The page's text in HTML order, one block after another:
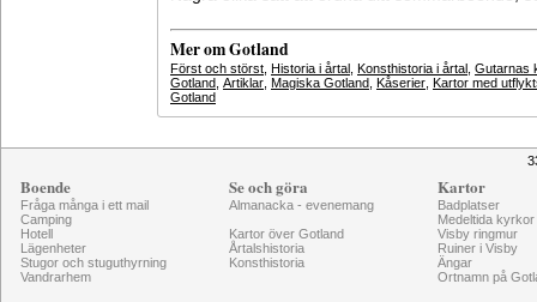
Mer om Gotland
Först och störst Historia i årtal Konsthistoria i årtal Gutarnas
Gotland Artiklar Magiska Gotland Kåserier Kartor med
Gotland
Boende
Fråga många i ett mail
Camping
Hotell
Lägenheter
Stugor och stuguthyrning
Vandrarhem
Se och göra
Almanacka - evenemang
Kartor över Gotland
Årtalshistoria
Konsthistoria
Kartor
Badplatser
Medeltida kyrkor
Visby ringmur
Ruiner i Visby
Ängar
Ortnamn på